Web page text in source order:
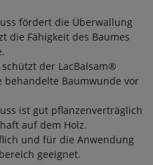
fördert die Überwallung
die Fähigkeit des Baumes
der LacBalsam®
behandelte Baumwunde vor
ist gut pflanzenverträglich
auf dem Holz.
und für die Anwendung
geeignet.